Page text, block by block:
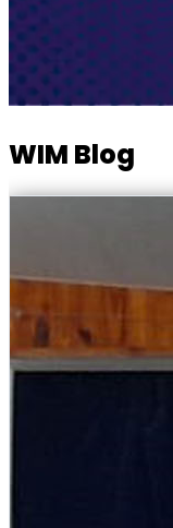
WIM Blog